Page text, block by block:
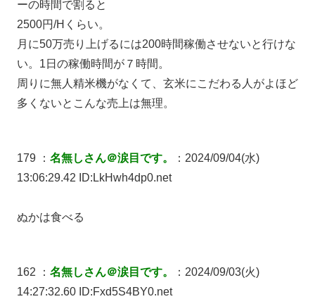
ーの時間で割ると
2500円/Hくらい。
月に50万売り上げるには200時間稼働させないと行けな
い。1日の稼働時間が７時間。
周りに無人精米機がなくて、玄米にこだわる人がよほど
多くないとこんな売上は無理。
179 ： 名無しさん＠涙目です。
：2024/09/04(水)
13:06:29.42 ID:LkHwh4dp0.net
ぬかは食べる
162 ： 名無しさん＠涙目です。
：2024/09/03(火)
14:27:32.60 ID:Fxd5S4BY0.net